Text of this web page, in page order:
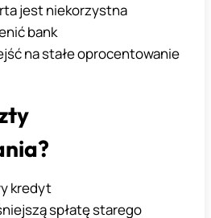
jest niekorzystna
bank
na stałe oprocentowanie
kredyt
spłatę starego